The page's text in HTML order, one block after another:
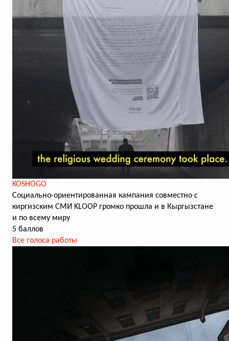
KOSHOGO
Социально-ориентированная кампания совместно с
киргизским СМИ KLOOP громко прошла и в Кыргызстане
и по всему миру
5 баллов
Все голоса работы